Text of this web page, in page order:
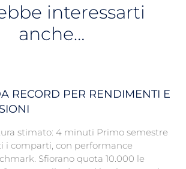
interessarti
anche…
RECORD PER RENDIMENTI E
stimato: 4 minuti Primo semestre
i comparti, con performance
Sfiorano quota 10.000 le